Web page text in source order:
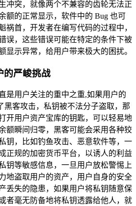
冲突，就像两个不兼容的齿轮无法正
额的正常显示，软件中的 Bug 也可
祸首，开发者在编写代码的过程中，
误，这些错误可能在特定的条件下被
显示异常，给用户带来极大的困扰。
的严峻挑战
是用户关注的重中之重,如果用户的
黑客攻击，私钥被不法分子盗取，那
开用户资产宝库的钥匙，可以轻易地
额瞬间归零，黑客可能会采用各种狡
钥，比如钓鱼攻击、恶意软件等，一
正规的加密货币平台，以诱人的利益
钥等敏感信息，一旦用户放松警惕上
地盗取用户的资产，用户自身的安全
丢失的隐患，如果用户将私钥随意保
者毫无防备地将私钥透露给他人，就